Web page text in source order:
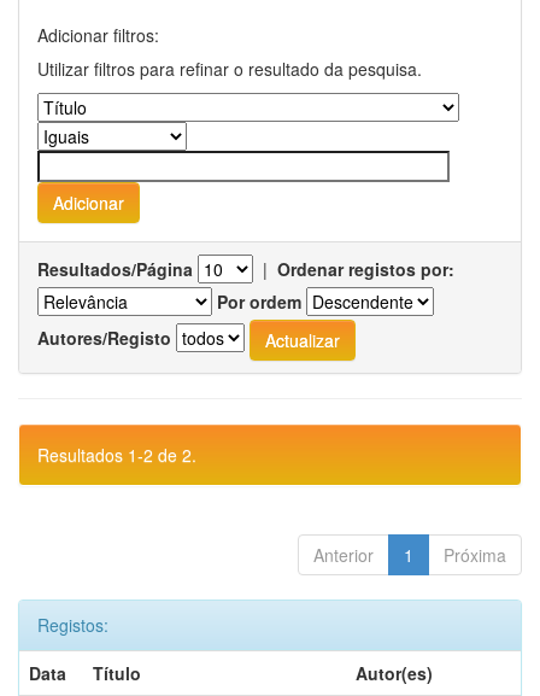
Adicionar filtros:
Utilizar filtros para refinar o resultado da pesquisa.
Resultados/Página | Ordenar registos por:
Por ordem
Autores/Registo
Resultados 1-2 de 2.
Anterior 1 Próxima
Registos:
Data
Título Autor(es)